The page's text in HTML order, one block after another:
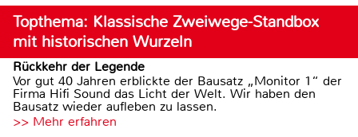
Topthema: Klassische Zweiwege-Standbox
mit historischen Wurzeln
Rückkehr der Legende
Vor gut 40 Jahren erblickte der Bausatz „Monitor 1“ der
Firma Hifi Sound das Licht der Welt. Wir haben den
Bausatz wieder aufleben zu lassen.
>> Mehr erfahren